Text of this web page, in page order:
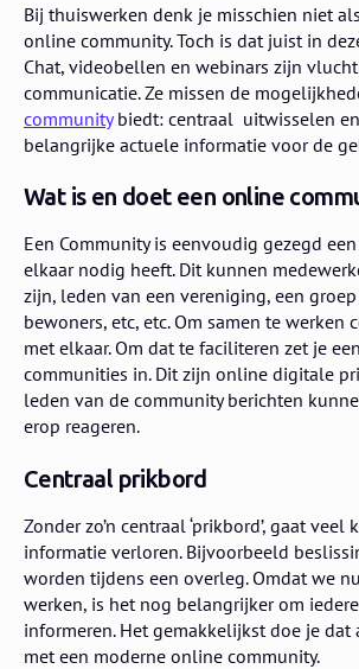
Bij thuiswerken denk je misschien niet
online community. Toch is dat juist in
Chat, videobellen en webinars zijn
communicatie. Ze missen de
communitybiedt: centraal uitwisselen
belangrijke actuele informatie voor de
Wat is en doet een online
Een Community is eenvoudig gezegd
elkaar nodig heeft. Dit kunnen
zijn, leden van een vereniging, een
bewoners, etc, etc. Om samen te werken
met elkaar. Om dat te faciliteren zet je
communities in. Dit zijn online digitale
leden van de community berichten
erop reageren.
Centraal prikbord
Zonder zo’n centraal ‘prikbord’, gaat veel
informatie verloren. Bijvoorbeeld
worden tijdens een overleg. Omdat we
werken, is het nog belangrijker om
informeren. Het gemakkelijkst doe je dat
met een moderne online community.